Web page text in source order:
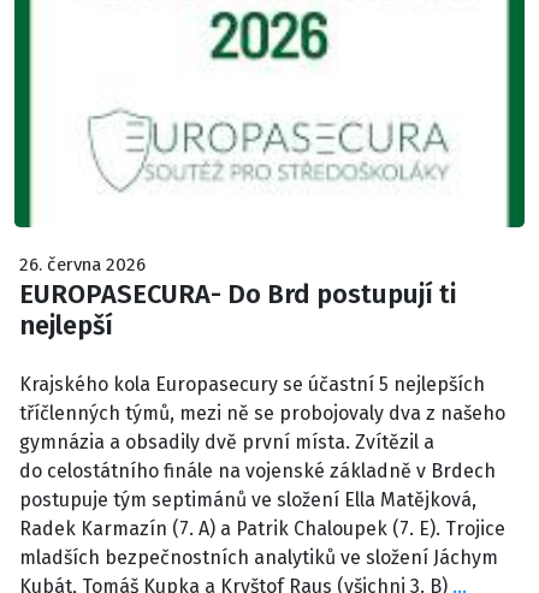
26. června 2026
EUROPASECURA- Do Brd postupují ti
nejlepší
Krajského kola Europasecury se účastní 5 nejlepších
tříčlenných týmů, mezi ně se probojovaly dva z našeho
gymnázia a obsadily dvě první místa. Zvítězil a
do celostátního finále na vojenské základně v Brdech
postupuje tým septimánů ve složení Ella Matějková,
Radek Karmazín (7. A) a Patrik Chaloupek (7. E). Trojice
mladších bezpečnostních analytiků ve složení Jáchym
Kubát, Tomáš Kupka a Kryštof Raus (všichni 3. B) …